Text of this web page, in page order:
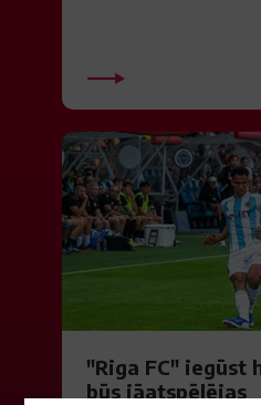
"Riga FC" iegūst
būs jāatspēlējas